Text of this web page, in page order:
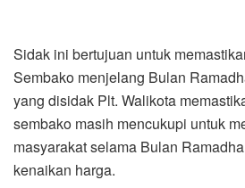
Sidak ini bertujuan untuk
Sembako menjelang Bulan
yang disidak Plt. Walikota
sembako masih mencukupi untuk
masyarakat selama Bulan
kenaikan harga.